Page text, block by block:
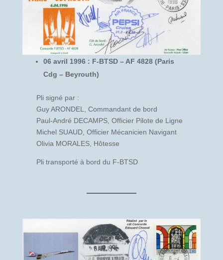
06 avril 1996 : F-BTSD – AF 4828 (Paris
Cdg – Beyrouth)
Pli signé par :
Guy ARONDEL, Commandant de bord
Paul-André DECAMPS, Officier Pilote de Ligne
Michel SUAUD, Officier Mécanicien Navigant
Olivia MORALES, Hôtesse
Pli transporté à bord du F-BTSD